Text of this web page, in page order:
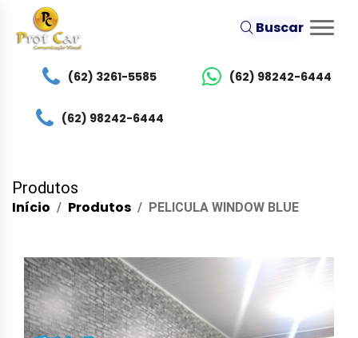
Buscar
(62) 3261-5585 (62) 98242-6444
(62) 98242-6444
Produtos
Início Produtos PELICULA WINDOW BLUE